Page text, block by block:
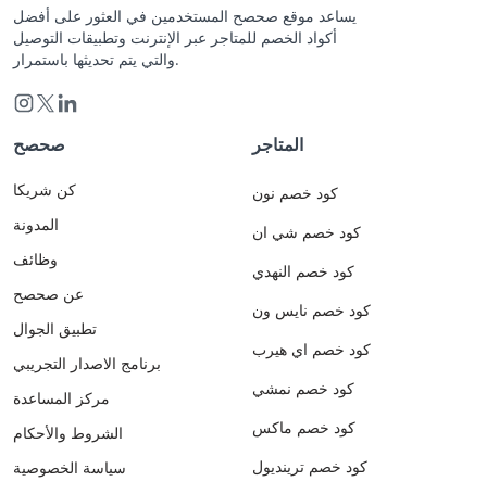
يساعد موقع صحصح المستخدمين في العثور على أفضل
أكواد الخصم للمتاجر عبر الإنترنت وتطبيقات التوصيل
والتي يتم تحديثها باستمرار.
صحصح
كن شريكا
المدونة
وظائف
عن صحصح
تطبيق الجوال
برنامج الاصدار التجريبي
مركز المساعدة
الشروط والأحكام
سياسة الخصوصية
المتاجر
كود خصم نون
كود خصم شي ان
كود خصم النهدي
كود خصم نايس ون
كود خصم اي هيرب
كود خصم نمشي
كود خصم ماكس
كود خصم ترينديول